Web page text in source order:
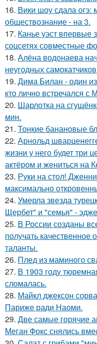
16. Вики шоу сдала огэ:
обществознание - на 3.
17. Канье уэст впервые
соцсетях совместные
18. Алёна водонаева
неугодных
19. Дима Билан - один
кто лично встречался
20. Шарлотка на
мин.
21. Тонкие банановые
22. Арнольд
жизни у него будет три
актёром и жениться на
23. Руки на стол!
максимально
24. Умерла звезда
Щербет" и "семья" -
25. В России созданы
получать качественное
таланты.
26. Плед из маминого
27. В 1903 году
сломалась.
28. Майкл джексон
Париже ради Наоми.
29. Две самые горячие
Меган Фокс снялись